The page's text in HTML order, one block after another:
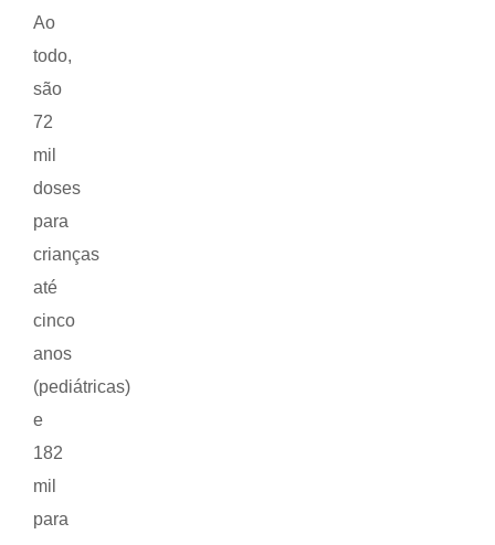
Ao
todo,
são
72
mil
doses
para
crianças
até
cinco
anos
(pediátricas)
e
182
mil
para